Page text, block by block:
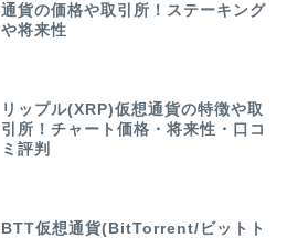
通貨の価格や取引所！ステーキング
や将来性
リップル(XRP)仮想通貨の特徴や取
引所！チャート価格・将来性・口コ
ミ評判
BTT仮想通貨(BitTorrent/ビットト